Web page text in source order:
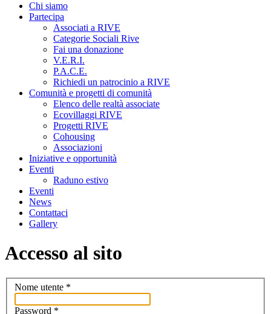
Chi siamo
Partecipa
Associati a RIVE
Categorie Sociali Rive
Fai una donazione
V.E.R.I.
P.A.C.E.
Richiedi un patrocinio a RIVE
Comunità e progetti di comunità
Elenco delle realtà associate
Ecovillaggi RIVE
Progetti RIVE
Cohousing
Associazioni
Iniziative e opportunità
Eventi
Raduno estivo
Eventi
News
Contattaci
Gallery
Accesso al sito
Nome utente *
Password *